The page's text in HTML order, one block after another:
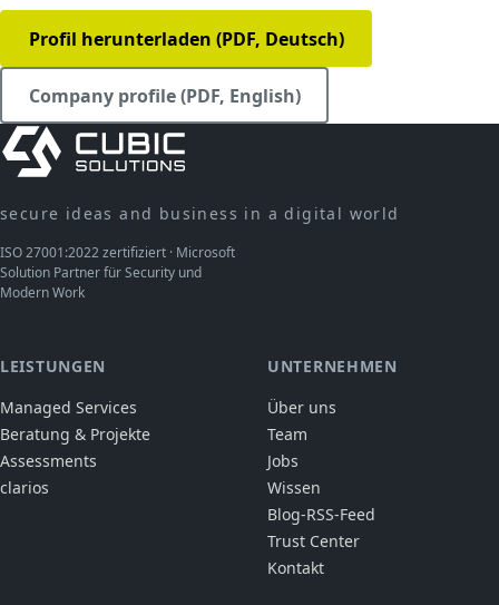
Profil herunterladen (PDF, Deutsch)
Company profile (PDF, English)
secure ideas and business in a digital world
ISO 27001:2022 zertifiziert · Microsoft
Solution Partner für Security und
Modern Work
LEISTUNGEN
Managed Services
Beratung & Projekte
Assessments
clarios
UNTERNEHMEN
Über uns
Team
Jobs
Wissen
Blog-RSS-Feed
Trust Center
Kontakt